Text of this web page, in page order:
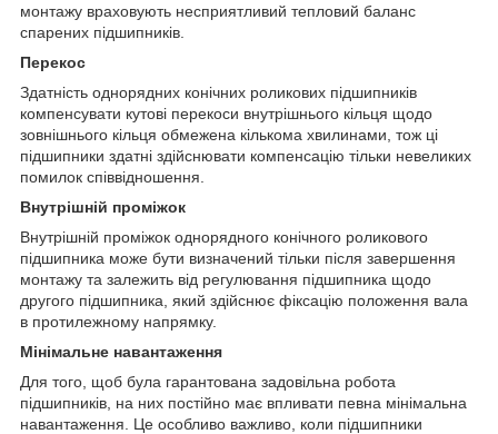
монтажу враховують несприятливий тепловий баланс
спарених підшипників.
Перекос
Здатність однорядних конічних роликових підшипників
компенсувати кутові перекоси внутрішнього кільця щодо
зовнішнього кільця обмежена кількома хвилинами, тож ці
підшипники здатні здійснювати компенсацію тільки невеликих
помилок співвідношення.
Внутрішній проміжок
Внутрішній проміжок однорядного конічного роликового
підшипника може бути визначений тільки після завершення
монтажу та залежить від регулювання підшипника щодо
другого підшипника, який здійснює фіксацію положення вала
в протилежному напрямку.
Мінімальне навантаження
Для того, щоб була гарантована задовільна робота
підшипників, на них постійно має впливати певна мінімальна
навантаження. Це особливо важливо, коли підшипники